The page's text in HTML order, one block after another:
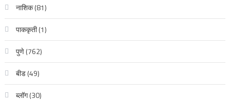
नाशिक(81)
पाककृती(1)
पुणे(762)
बीड(49)
ब्लॉग(30)